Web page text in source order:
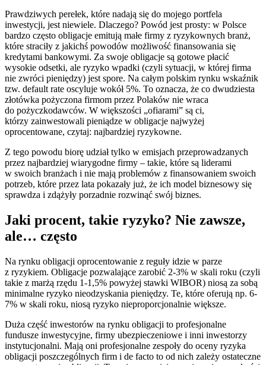
Prawdziwych perełek, które nadają się do mojego portfela
inwestycji, jest niewiele. Dlaczego? Powód jest prosty: w Polsce
bardzo często obligacje emitują małe firmy z ryzykownych branż,
które straciły z jakichś powodów możliwość finansowania się
kredytami bankowymi. Za swoje obligacje są gotowe płacić
wysokie odsetki, ale ryzyko wpadki (czyli sytuacji, w której firma
nie zwróci pieniędzy) jest spore. Na całym polskim rynku wskaźnik
tzw. default rate oscyluje wokół 5%. To oznacza, że co dwudziesta
złotówka pożyczona firmom przez Polaków nie wraca
do pożyczkodawców. W większości „ofiarami” są ci,
którzy zainwestowali pieniądze w obligacje najwyżej
oprocentowane, czytaj: najbardziej ryzykowne.
Z tego powodu biorę udział tylko w emisjach przeprowadzanych
przez najbardziej wiarygodne firmy – takie, które są liderami
w swoich branżach i nie mają problemów z finansowaniem swoich
potrzeb, które przez lata pokazały już, że ich model biznesowy się
sprawdza i zdążyły porzadnie rozwinąć swój biznes.
Jaki procent, takie ryzyko? Nie zawsze,
ale… często
Na rynku obligacji oprocentowanie z reguły idzie w parze
z ryzykiem. Obligacje pozwalające zarobić 2-3% w skali roku (czyli
takie z marżą rzędu 1-1,5% powyżej stawki WIBOR) niosą za sobą
minimalne ryzyko nieodzyskania pieniędzy. Te, które oferują np. 6-
7% w skali roku, niosą ryzyko nieproporcjonalnie większe.
Duża część inwestorów na rynku obligacji to profesjonalne
fundusze inwestycyjne, firmy ubezpieczeniowe i inni inwestorzy
instytucjonalni. Mają oni profesjonalne zespoły do oceny ryzyka
obligacji poszczególnych firm i de facto to od nich zależy ostateczne